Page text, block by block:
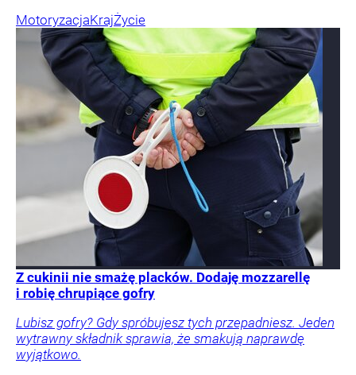
MotoryzacjaKrajŻycie
Z cukinii nie smażę placków. Dodaję mozzarellę
i robię chrupiące gofry
Lubisz gofry? Gdy spróbujesz tych przepadniesz. Jeden
wytrawny składnik sprawia, że smakują naprawdę
wyjątkowo.